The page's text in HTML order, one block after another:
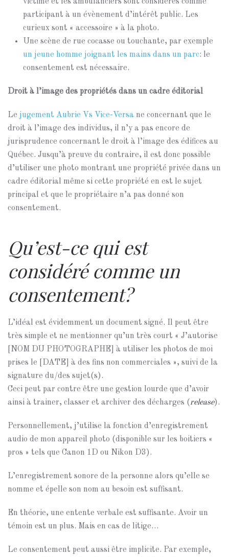
participant à un évènement d’intérêt public. Les
curieux sont « accessoire » à la photo.
Une scène de rue cocasse ou touchante, par exemple
un jeune homme joignant les mains dans un parc: le
consentement est nécessaire.
Droit à l’image des propriétés dans un cadre éditorial
Le jugement Aubrie Vs Vice-Versa ne concernant que le
droit à l’image des individus, il n’y a pas encore de
jurisprudence concernant le droit à l’image des édifices au
Québec. Jusqu’à preuve du contraire, il est donc possible
d’utiliser une photo montrant une propriété privée dans un
cadre éditorial même si cette propriété en est le sujet
principal et que le propriétaire n’a pas donné son
consentement.
Qu’est-ce qui est
considéré comme un
consentement?
L’idéal est évidemment un document signé. Il peut être
très simple et ne mentionner qu’un très court « J’autorise
[NOM DU PHOTOGRAPHE] à utiliser les photos de moi
prises le [DATE] à des fins non commerciales », suivi de la
signature du/des sujet(s).
Ceci peut par contre être une gestion lourde que d’avoir
ainsi à trainer, classer et archiver des décharges (release).
Personnellement, j’utilise la fonction d’enregistrement
audio de mon appareil photo (disponible sur les boitiers «
pros » tels que Canon 1D ou Nikon D3).
L’enregistrement sonore de la personne alors qu’elle se
nomme et épelle son nom au besoin est suffisant.
En théorie, une entente verbale est suffisante. Avoir un
témoin est un plus. Mais en cas de litige…
Le consentement peut aussi être implicite. Par exemple,